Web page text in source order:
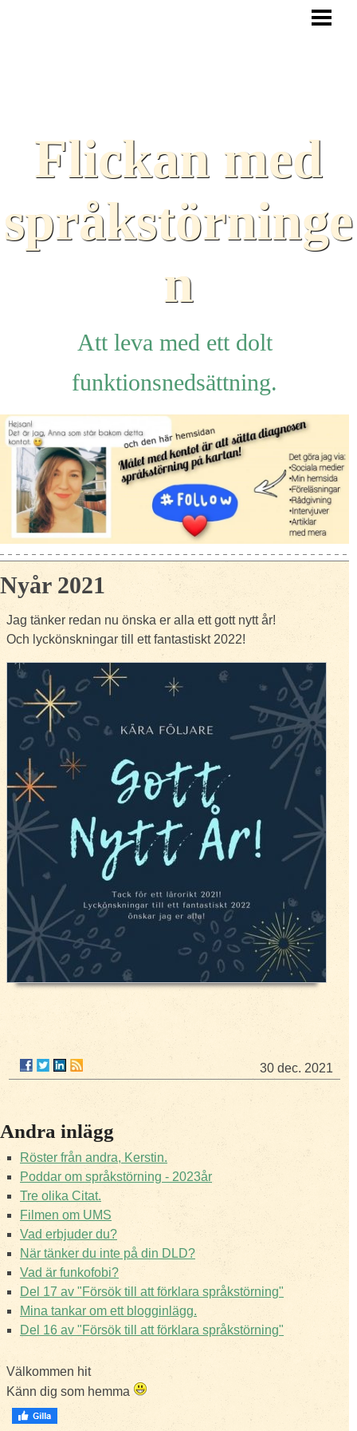
HJÄLPMEDEL
LÄNKAR
Flickan med
språkstörninge
n
Att leva med ett dolt
funktionsnedsättning.
Nyår 2021
Jag tänker redan nu önska er alla ett gott nytt år!
Och lyckönskningar till ett fantastiskt 2022!
30 dec. 2021
Andra inlägg
Röster från andra, Kerstin.
Poddar om språkstörning - 2023år
Tre olika Citat.
Filmen om UMS
Vad erbjuder du?
När tänker du inte på din DLD?
Vad är funkofobi?
Del 17 av "Försök till att förklara språkstörning"
Mina tankar om ett blogginlägg.
Del 16 av "Försök till att förklara språkstörning"
Välkommen hit
Känn dig som hemma